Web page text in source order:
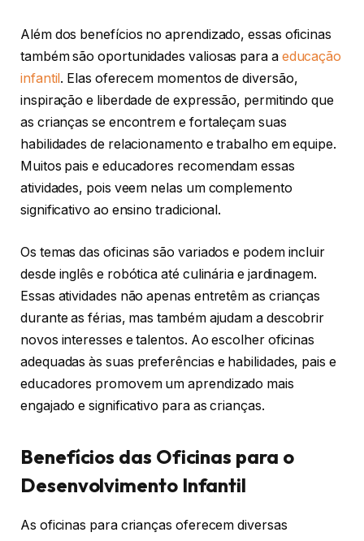
Além dos benefícios no aprendizado, essas oficinas
também são oportunidades valiosas para a educação
infantil. Elas oferecem momentos de diversão,
inspiração e liberdade de expressão, permitindo que
as crianças se encontrem e fortaleçam suas
habilidades de relacionamento e trabalho em equipe.
Muitos pais e educadores recomendam essas
atividades, pois veem nelas um complemento
significativo ao ensino tradicional.
Os temas das oficinas são variados e podem incluir
desde inglês e robótica até culinária e jardinagem.
Essas atividades não apenas entretêm as crianças
durante as férias, mas também ajudam a descobrir
novos interesses e talentos. Ao escolher oficinas
adequadas às suas preferências e habilidades, pais e
educadores promovem um aprendizado mais
engajado e significativo para as crianças.
Benefícios das Oficinas para o
Desenvolvimento Infantil
As oficinas para crianças oferecem diversas